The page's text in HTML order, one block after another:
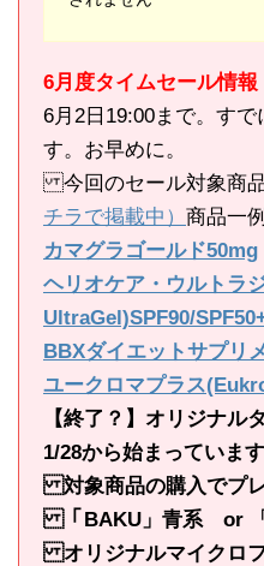
6月度タイムセール情報
6月2日19:00まで。す
す。お早めに。
今回のセール対象商
チラで掲載中） 商品一例
カマグラゴールド50mg
ヘリオケア・ウルトラ
UltraGel)SPF90/
BBXダイエットサプリ
ユークロマプラス
【終了？】オリジナル
1/28から始まっています
対象商品の購入でプ
「BAKU」青系 or 「
オリジナルマイクロ